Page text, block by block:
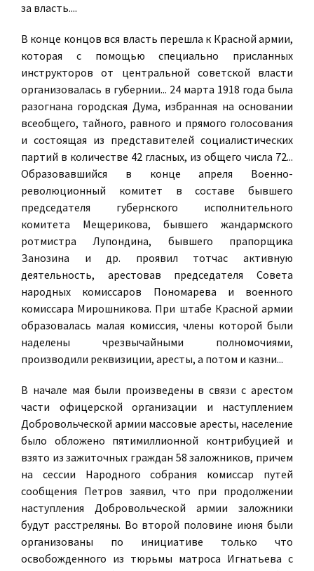
за власть....
В конце концов вся власть перешла к Красной армии,
которая с помощью специально присланных
инструкторов от центральной советской власти
организовалась в губернии... 24 марта 1918 года была
разогнана городская Дума, избранная на основании
всеобщего, тайного, равного и прямого голосования
и состоящая из представителей социалистических
партий в количестве 42 гласных, из общего числа 72...
Образовавшийся в конце апреля Военно-
революционный комитет в составе бывшего
председателя губернского исполнительного
комитета Мещерикова, бывшего жандармского
ротмистра Лупондина, бывшего прапорщика
Занозина и др. проявил тотчас активную
деятельность, арестовав председателя Совета
народных комиссаров Пономарева и военного
комиссара Мирошникова. При штабе Красной армии
образовалась малая комиссия, члены которой были
наделены чрезвычайными полномочиями,
производили реквизиции, аресты, а потом и казни...
В начале мая были произведены в связи с арестом
части офицерской организации и наступлением
Добровольческой армии массовые аресты, население
было обложено пятимиллионной контрибуцией и
взято из зажиточных граждан 58 заложников, причем
на сессии Народного собрания комиссар путей
сообщения Петров заявил, что при продолжении
наступления Добровольческой армии заложники
будут расстреляны. Во второй половине июня были
организованы по инициативе только что
освобожденного из тюрьмы матроса Игнатьева с